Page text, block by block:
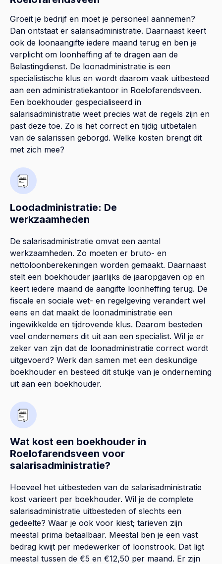
Groeit je bedrijf en moet je personeel aannemen?
Dan ontstaat er salarisadministratie. Daarnaast keert
ook de loonaangifte iedere maand terug en ben je
verplicht om loonheffing af te dragen aan de
Belastingdienst. De loonadministratie is een
specialistische klus en wordt daarom vaak uitbesteed
aan een administratiekantoor in Roelofarendsveen.
Een boekhouder gespecialiseerd in
salarisadministratie weet precies wat de regels zijn en
past deze toe. Zo is het correct en tijdig uitbetalen
van de salarissen geborgd. Welke kosten brengt dit
met zich mee?
Loodadministratie: De
werkzaamheden
De salarisadministratie omvat een aantal
werkzaamheden. Zo moeten er bruto- en
nettoloonberekeningen worden gemaakt. Daarnaast
stelt een boekhouder jaarlijks de jaaropgaven op en
keert iedere maand de aangifte loonheffing terug. De
fiscale en sociale wet- en regelgeving verandert wel
eens en dat maakt de loonadministratie een
ingewikkelde en tijdrovende klus. Daarom besteden
veel ondernemers dit uit aan een specialist. Wil je er
zeker van zijn dat de loonadministratie correct wordt
uitgevoerd? Werk dan samen met een deskundige
boekhouder en besteed dit stukje van je onderneming
uit aan een boekhouder.
Wat kost een boekhouder in
Roelofarendsveen voor
salarisadministratie?
Hoeveel het uitbesteden van de salarisadministratie
kost varieert per boekhouder. Wil je de complete
salarisadministratie uitbesteden of slechts een
gedeelte? Waar je ook voor kiest; tarieven zijn
meestal prima betaalbaar. Meestal ben je een vast
bedrag kwijt per medewerker of loonstrook. Dat ligt
meestal tussen de €5 en €12,50 per maand. Er zijn